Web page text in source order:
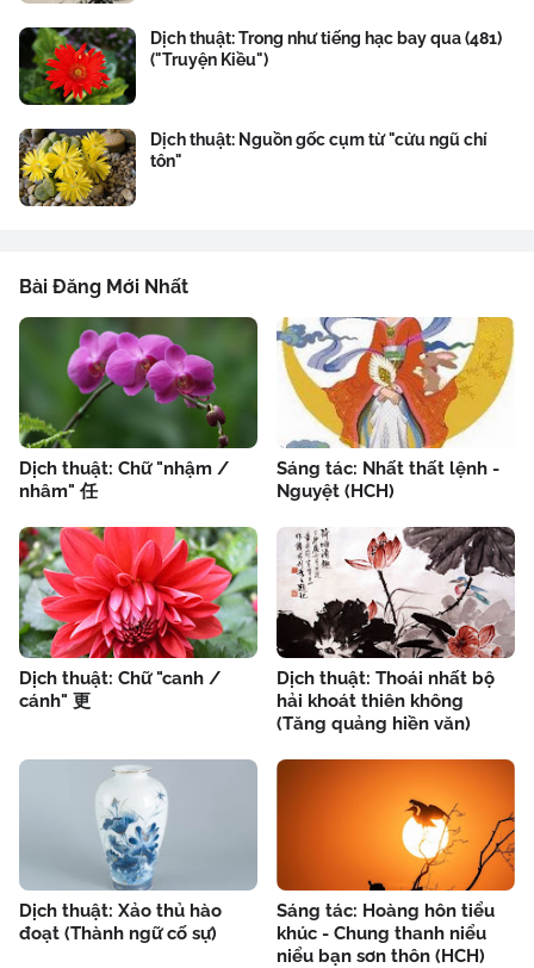
Dịch thuật: Trong như tiếng hạc bay qua (481)
("Truyện Kiều")
Dịch thuật: Nguồn gốc cụm từ "cửu ngũ chí
tôn"
Bài Đăng Mới Nhất
Dịch thuật: Chữ "nhậm /
nhâm" 任
Sáng tác: Nhất thất lệnh -
Nguyệt (HCH)
Dịch thuật: Chữ "canh /
cánh" 更
Dịch thuật: Thoái nhất bộ
hải khoát thiên không
(Tăng quảng hiền văn)
Dịch thuật: Xảo thủ hào
đoạt (Thành ngữ cố sự)
Sáng tác: Hoàng hôn tiểu
khúc - Chung thanh niểu
niểu bạn sơn thôn (HCH)